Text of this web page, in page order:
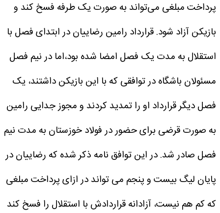
پرداخت مبلغی می‌تواند به صورت یک طرفه فسخ کند و
بازیکن آزاد شود.قرارداد رامین رضاییان در ابتدای فصل با
استقلال به مدت یک فصل امضا شده بود،اما در نیم فصل
مسئولان باشگاه در توافقی که با این بازیکن داشتند، یک
فصل دیگر قرارداد او را تمدید کردند و مجوز جدایی رامین
به صورت قرضی برای حضور در فولاد خوزستان به مدت نیم
فصل صادر شد.در این توافق نامه ذکر شده که رضاییان در
پایان لیگ بیست و پنجم می تواند در ازای پرداخت مبلغی
که کم هم نیست، آزادانه قراردادش با استقلال را فسخ کند